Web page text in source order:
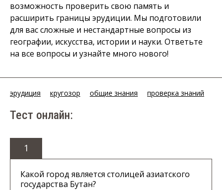
возможность проверить свою память и
расширить границы эрудиции. Мы подготовили
для вас сложные и нестандартные вопросы из
географии, искусства, истории и науки. Ответьте
на все вопросы и узнайте много нового!
эрудиция кругозор общие знания проверка знаний
Тест онлайн:
1
Какой город является столицей азиатского
государства Бутан?